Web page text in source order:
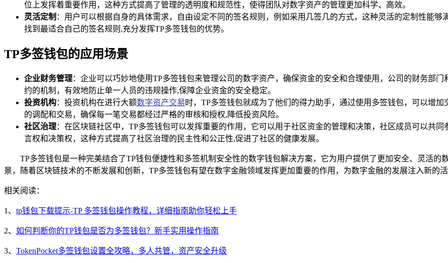
位上发挥着重要作用，这种方式提高了管理的透明度和规范性，使得团队对数字资产的管理更加科学、高效。
灵活定制 ：用户可以根据自身的具体需求，自由设定不同的签名规则，例如采用几签几的方式，这种灵活的定制性能
找到最适合自己的签名规则,充分发挥TP多签钱包的优势。
TP多签钱包的应用场景
企业财务管理：企业可以巧妙地使用TP多签钱包来管理公司的数字资产，确保资金的安全和合理使用，公司的财务部
约的机制，有效地防止单一人员的违规操作,保障企业资金的安全稳定。
投资机构：投资机构在进行大额数字资产交易时，TP多签钱包就成为了他们的得力助手，通过使用多签钱包，可以增
的调配和交易，确保每一笔交易都经过严格的审核和授权,降低投资风险。
社区治理：在区块链社区中，TP多签钱包可以发挥重要的作用，它可以用于社区资金的管理和决策，社区成员可以共
言权和决策权，这种方式提高了社区治理的民主性和公正性,促进了社区的健康发展。
TP多签钱包是一种完美结合了TP钱包便捷性和多签机制安全性的数字钱包解决方案，它为用户提供了更加安全、灵活
景，随着区块链技术的不断发展和创新，TP多签钱包有望在数字金融领域发挥更加重要的作用，为数字金融的发展注入新的活
相关阅读：
1、 tp钱包下载提示-TP 多签钱包操作教程，详细指南助你轻松上手
2、 如何判断你的TP钱包是否为多签钱包？新手实用操作指南
3、 TokenPocket多签钱包设置全攻略，多人共管，资产安全升级